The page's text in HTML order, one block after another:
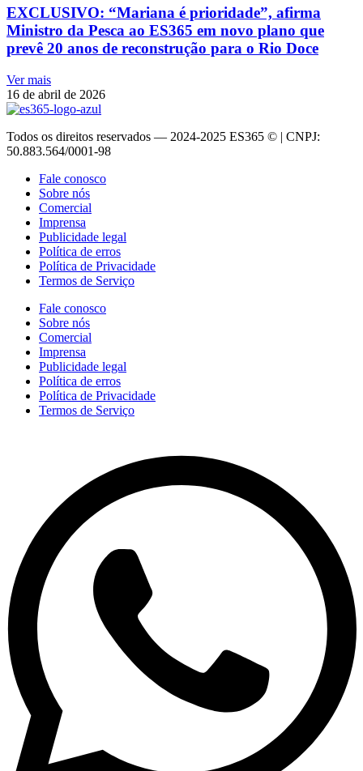
EXCLUSIVO: “Mariana é prioridade”, afirma
Ministro da Pesca ao ES365 em novo plano que
prevê 20 anos de reconstrução para o Rio Doce
Ver mais
16 de abril de 2026
Todos os direitos reservados — 2024-2025 ES365 © | CNPJ:
50.883.564/0001-98
Fale conosco
Sobre nós
Comercial
Imprensa
Publicidade legal
Política de erros
Política de Privacidade
Termos de Serviço
Fale conosco
Sobre nós
Comercial
Imprensa
Publicidade legal
Política de erros
Política de Privacidade
Termos de Serviço